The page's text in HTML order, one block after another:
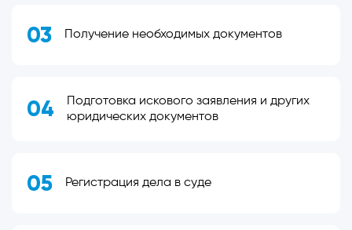
03 Получение необходимых документов
04
Подготовка искового заявления и других
юридических документов
05 Регистрация дела в суде